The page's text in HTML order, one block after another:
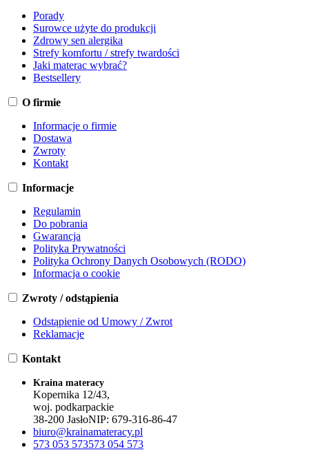
Porady
Surowce użyte do produkcji
Zdrowy sen alergika
Strefy komfortu / strefy twardości
Jaki materac wybrać?
Bestsellery
O firmie
Informacje o firmie
Dostawa
Zwroty
Kontakt
Informacje
Regulamin
Do pobrania
Gwarancja
Polityka Prywatności
Polityka Ochrony Danych Osobowych (RODO)
Informacja o cookie
Zwroty / odstąpienia
Odstąpienie od Umowy / Zwrot
Reklamacje
Kontakt
Kraina materacy
Kopernika 12/43,
woj. podkarpackie
38-200 JasłoNIP: 679-316-86-47
biuro@krainamateracy.pl
573 053 573573 054 573